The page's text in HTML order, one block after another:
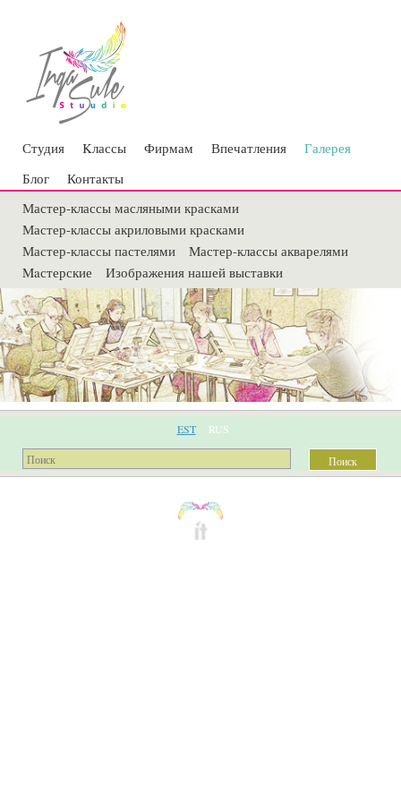
Студия Kлассы Фирмам Впечатления
Галерея
Блог
Контакты
Мастер-классы масляными красками
Мастер-классы акриловыми красками
Мастер-классы пастелями
Мастер-классы акварелями
Maстерские
Изображения нашей выставки
EST RUS